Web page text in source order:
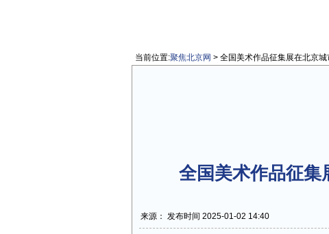
当前位置:聚焦北京网 > 全国美术作品征集展在北京城
全国美术作品征集
来源： 发布时间 2025-01-02 14:40